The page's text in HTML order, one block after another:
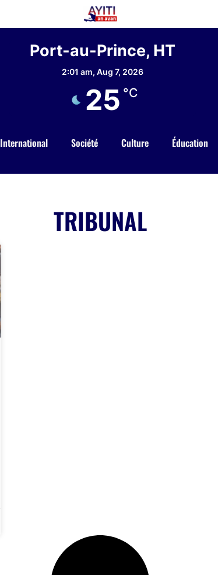
Port-au-Prince, HT
2:01 am, Aug 7, 2026
25 °C
International Société Culture Éducation
TRIBUNAL